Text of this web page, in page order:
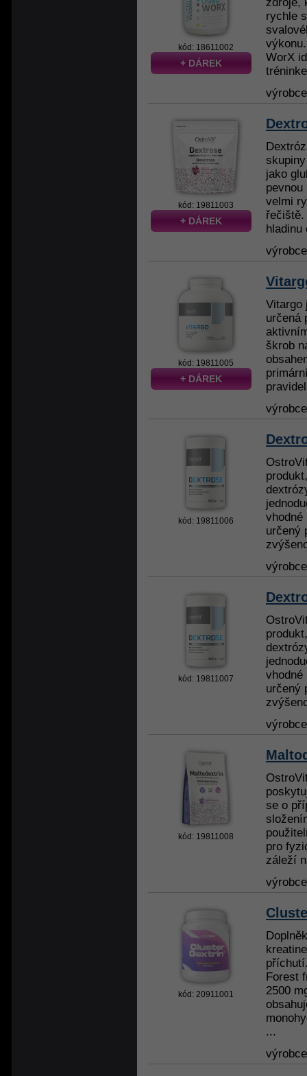
kód: 18611002
+ DÁREK
rychle
WorX
kód: 19811003
+ DÁREK
jako
velmi
hladinu
kód: 19811005
+ DÁREK
Vitargo
určená
škrob
kód: 19811006
vhodné
určený
kód: 19811007
vhodné
určený
kód: 19811008
se o
pro
záleží
kód: 20911001
Forest
2500
...